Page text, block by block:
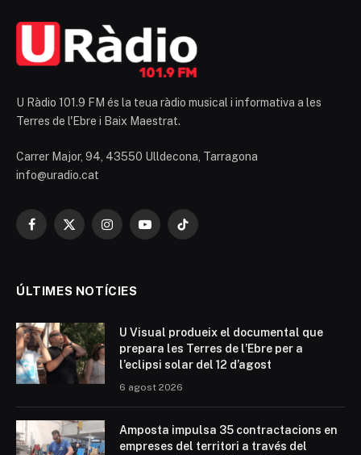
U Ràdio 101.9 FM és la teua ràdio musical i informativa a les
Terres de l'Ebre i Baix Maestrat.
Carrer Major, 94, 43550 Ulldecona, Tarragona
info@uradio.cat
Facebook
X
InstagramYouTubeTikTok
ÚLTIMES NOTÍCIES
U Visual produeix el documental que
prepara les Terres de l’Ebre per a
l’eclipsi solar del 12 d’agost
6 agost 2026
Amposta impulsa 35 contractacions en
empreses del territori a través del